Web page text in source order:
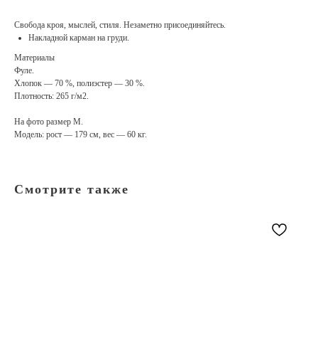
Свобода кроя, мыслей, стиля. Незаметно присоединяйтесь.
Накладной карман на груди.
Материалы
Фуле.
Хлопок — 70 %, полиэстер — 30 %.
Плотность: 265 г/м2.
На фото размер М.
Модель: рост — 179 см, вес — 60 кг.
Смотрите также